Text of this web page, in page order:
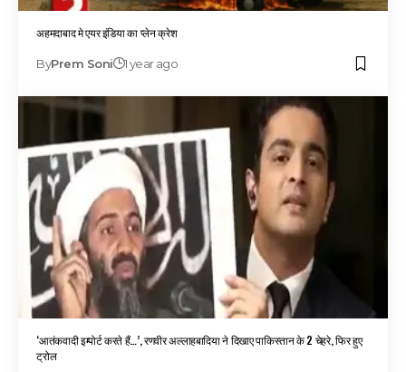
अहमदाबाद मे एयर इंडिया का प्लेन क्रेश
ByPrem Soni 1 year ago
‘आतंकवादी इम्पोर्ट करते हैं…’, रणवीर अल्लाहबादिया ने दिखाए पाकिस्तान के 2 चेहरे, फिर हुए
ट्रोल